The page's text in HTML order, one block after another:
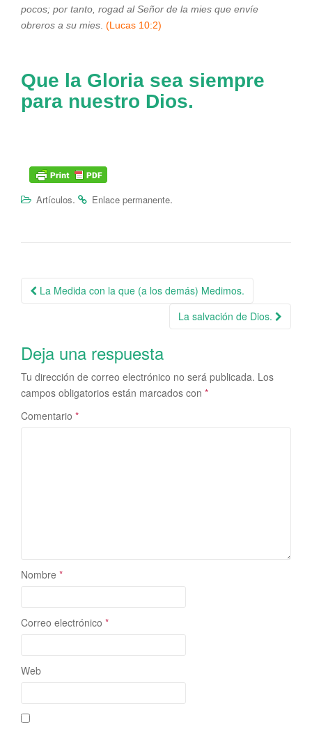
pocos; por tanto, rogad al Señor de la mies que envíe
obreros a su mies (Lucas 10:2)
Que la Gloria sea siempre
para nuestro Dios.
Artículos. Enlace permanente.
Navegación de la entrada
La Medida con la que (a los demás) Medimos.
La salvación de Dios.
Deja una respuesta
Tu dirección de correo electrónico no será publicada. Los
campos obligatorios están marcados con *
Comentario *
Nombre *
Correo electrónico *
Web